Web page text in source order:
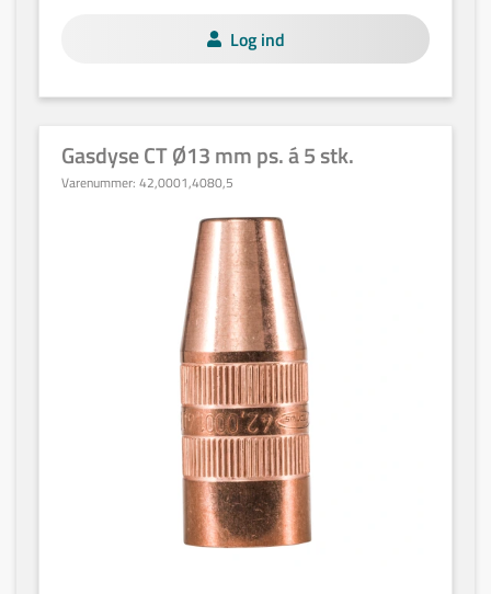
Log ind
Gasdyse CT Ø13 mm ps. á 5 stk.
Varenummer: 42,0001,4080,5